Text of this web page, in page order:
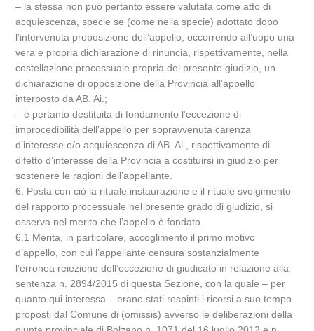
– la stessa non può pertanto essere valutata come atto di
acquiescenza, specie se (come nella specie) adottato dopo
l’intervenuta proposizione dell’appello, occorrendo all’uopo una
vera e propria dichiarazione di rinuncia, rispettivamente, nella
costellazione processuale propria del presente giudizio, un
dichiarazione di opposizione della Provincia all’appello
interposto da AB. Ai.;
– è pertanto destituita di fondamento l’eccezione di
improcedibilità dell’appello per sopravvenuta carenza
d’interesse e/o acquiescenza di AB. Ai., rispettivamente di
difetto d’interesse della Provincia a costituirsi in giudizio per
sostenere le ragioni dell’appellante.
6. Posta con ciò la rituale instaurazione e il rituale svolgimento
del rapporto processuale nel presente grado di giudizio, si
osserva nel merito che l’appello è fondato.
6.1 Merita, in particolare, accoglimento il primo motivo
d’appello, con cui l’appellante censura sostanzialmente
l’erronea reiezione dell’eccezione di giudicato in relazione alla
sentenza n. 2894/2015 di questa Sezione, con la quale – per
quanto qui interessa – erano stati respinti i ricorsi a suo tempo
proposti dal Comune di (omissis) avverso le deliberazioni della